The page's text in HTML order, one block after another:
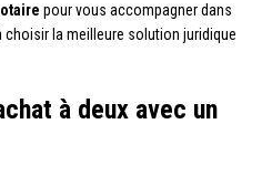
pour vous accompagner dans
la meilleure solution juridique
à deux avec un